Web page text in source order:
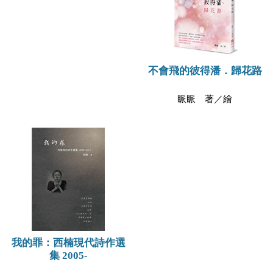
不會飛的彼得潘．歸花路
眽眽 著／繪
我的罪：西楠現代詩作選
集 2005-